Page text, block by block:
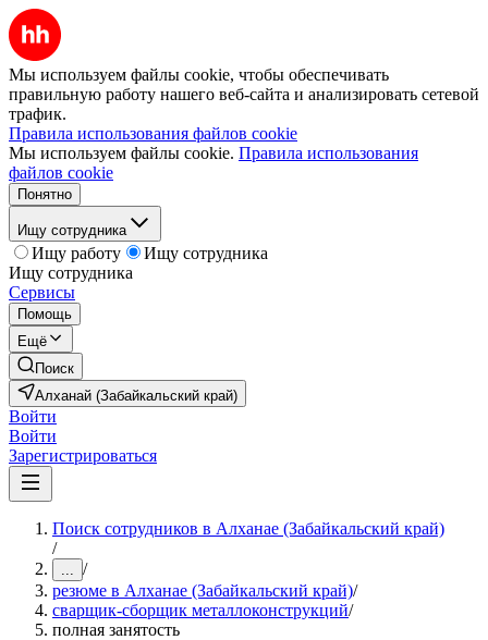
Мы используем файлы cookie, чтобы обеспечивать
правильную работу нашего веб-сайта и анализировать сетевой
трафик.
Правила использования файлов cookie
Мы используем файлы cookie. Правила использования
файлов cookie
Понятно
Ищу сотрудника
Ищу работу
Ищу сотрудника
Ищу сотрудника
Сервисы
Помощь
Ещё
Поиск
Алханай (Забайкальский край)
Войти
Войти
Зарегистрироваться
Поиск сотрудников в Алханае (Забайкальский край)
/
... /
резюме в Алханае (Забайкальский край)/
сварщик-сборщик металлоконструкций/
полная занятость